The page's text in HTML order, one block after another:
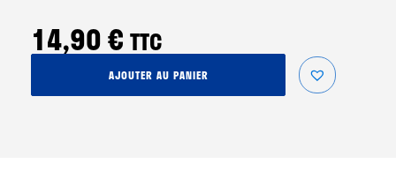
14,90€ TTC
AJOUTER AU PANIER